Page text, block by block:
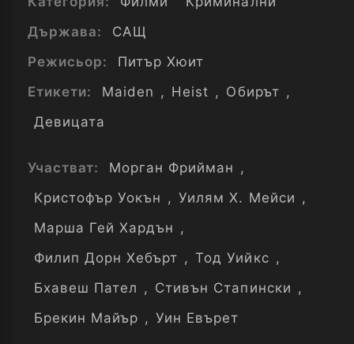
Държава:
САЩ
Режисьор:
Питър Хюит
Етикети:
Maiden , Heist , Обирът ,
Девицата
Участват: Морган Фрийман ,
Кристофър Уокън , Уилям Х. Мейси ,
Марша Гей Хардън ,
Филип Дорн Хебърт , Тод Уийкс ,
Бхавеш Пател , Стивън Стапински ,
Брекин Майър , Уин Евърет